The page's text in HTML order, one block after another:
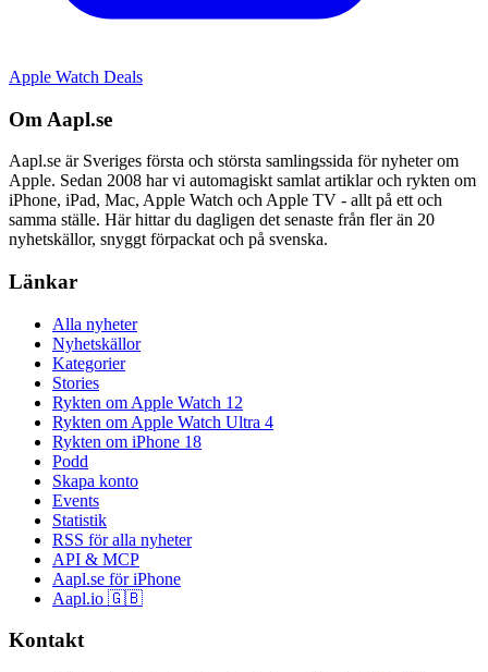
Apple Watch Deals
Om Aapl.se
Aapl.se är Sveriges första och största samlingssida för nyheter om
Apple. Sedan 2008 har vi automagiskt samlat artiklar och rykten om
iPhone, iPad, Mac, Apple Watch och Apple TV - allt på ett och
samma ställe. Här hittar du dagligen det senaste från fler än 20
nyhetskällor, snyggt förpackat och på svenska.
Länkar
Alla nyheter
Nyhetskällor
Kategorier
Stories
Rykten om Apple Watch 12
Rykten om Apple Watch Ultra 4
Rykten om iPhone 18
Podd
Skapa konto
Events
Statistik
RSS för alla nyheter
API & MCP
Aapl.se för iPhone
Aapl.io 🇬🇧
Kontakt